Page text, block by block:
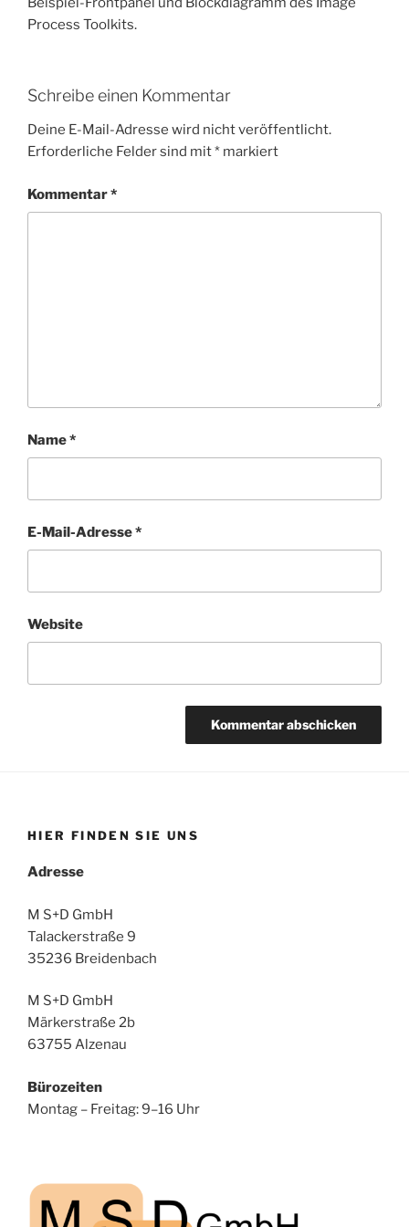
Process Toolkits.
Schreibe einen Kommentar
Deine E-Mail-Adresse wird nicht veröffentlicht.
Erforderliche Felder sind mit* markiert
Kommentar*
Name*
E-Mail-Adresse*
Website
HIER FINDEN SIE UNS
Adresse
M S+D GmbH
Talackerstraße 9
35236 Breidenbach
M S+D GmbH
Märkerstraße 2b
63755 Alzenau
Bürozeiten
Montag – Freitag: 9–16 Uhr